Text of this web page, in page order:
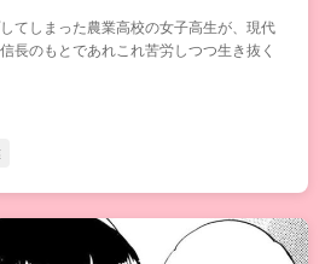
てしまった農業高校の女子高生が、現代
長のもとであれこれ苦労しつつ生き抜く